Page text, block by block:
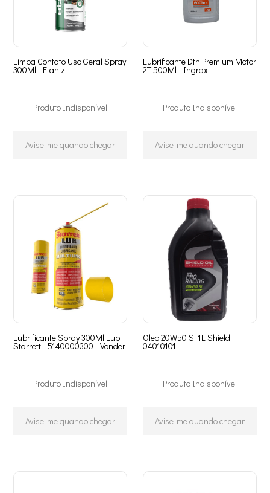
Limpa Contato Uso Geral Spray
300Ml - Etaniz
Produto Indisponível
Avise-me quando chegar
Lubrificante Dth Premium Motor
2T 500Ml - Ingrax
Produto Indisponível
Avise-me quando chegar
Lubrificante Spray 300Ml Lub
Starrett - 5140000300 - Vonder
Produto Indisponível
Avise-me quando chegar
Oleo 20W50 Sl 1L Shield
04010101
Produto Indisponível
Avise-me quando chegar